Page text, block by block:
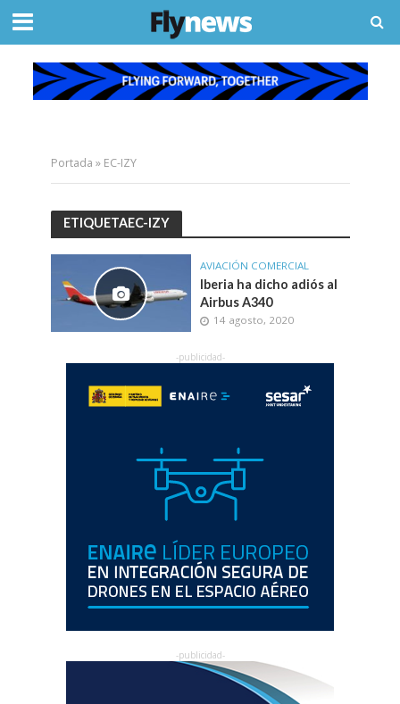
Portada » EC-IZY
ETIQUETAEC-IZY
AVIACIÓN COMERCIAL
Iberia ha dicho adiós al
Airbus A340
14 agosto, 2020